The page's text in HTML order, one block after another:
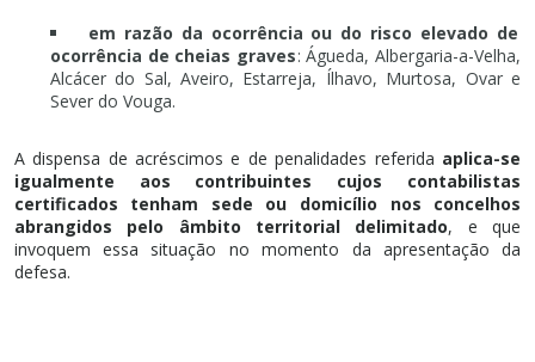
em razão da ocorrência ou do risco elevado de
ocorrência de cheias graves: Águeda, Albergaria-a-Velha,
Alcácer do Sal, Aveiro, Estarreja, Ílhavo, Murtosa, Ovar e
Sever do Vouga.
A dispensa de acréscimos e de penalidades referida aplica-se
igualmente aos contribuintes cujos contabilistas
certificados tenham sede ou domicílio nos concelhos
abrangidos pelo âmbito territorial delimitado, e que
invoquem essa situação no momento da apresentação da
defesa.